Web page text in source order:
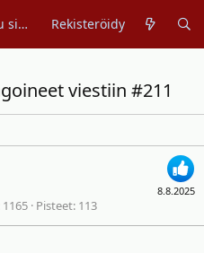
Kirjaudu sisään Rekisteröidy
viestiin #211
8.8.2025
1165 Pisteet 113